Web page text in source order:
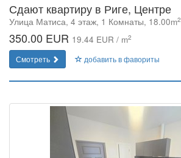
Сдают квартиру в Риге, Центре
Улица Матиса, 4 этаж, 1 Комнаты, 18.00m2
350.00 EUR 19.44 EUR / m2
Смотреть добавить в фавориты